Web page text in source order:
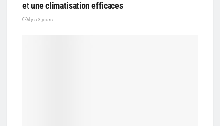
et une climatisation efficaces
il y a 3 jours